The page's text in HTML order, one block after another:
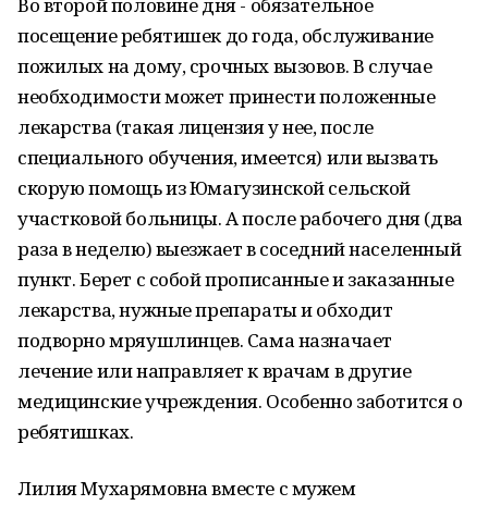
посещение ребятишек до года, обслуживание
пожилых на дому, срочных вызовов. В случае
необходимости может принести положенные
лекарства (такая лицензия у нее, после
специального обучения, имеется) или вызвать
скорую помощь из Юмагузинской сельской
участковой больницы. А после рабочего дня (два
раза в неделю) выезжает в соседний населенный
пункт. Берет с собой прописанные и заказанные
лекарства, нужные препараты и обходит
подворно мряушлинцев. Сама назначает
лечение или направляет к врачам в другие
медицинские учреждения. Особенно заботится о
ребятишках.
Лилия Мухарямовна вместе с мужем